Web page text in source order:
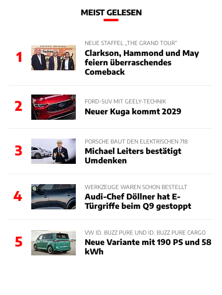
MEIST GELESEN
1
NEUE STAFFEL „THE GRAND TOUR“
Clarkson, Hammond und May
feiern überraschendes
Comeback
2 FORD-SUV MIT GEELY-TECHNIK
Neuer Kuga kommt 2029
3
PORSCHE BAUT DEN ELEKTRISCHEN 718
Michael Leiters bestätigt
Umdenken
4
WERKZEUGE WAREN SCHON BESTELLT
Audi-Chef Döllner hat E-
Türgriffe beim Q9 gestoppt
5
VW ID. BUZZ PURE UND ID. BUZZ PURE CARGO
Neue Variante mit 190 PS und 58
kWh